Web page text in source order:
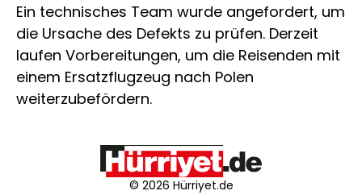
Ein technisches Team wurde angefordert, um
die Ursache des Defekts zu prüfen. Derzeit
laufen Vorbereitungen, um die Reisenden mit
einem Ersatzflugzeug nach Polen
weiterzubefördern.
© 2026 Hürriyet.de